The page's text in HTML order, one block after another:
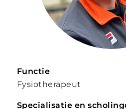
Functie
Fysiotherapeut
Specialisatie en